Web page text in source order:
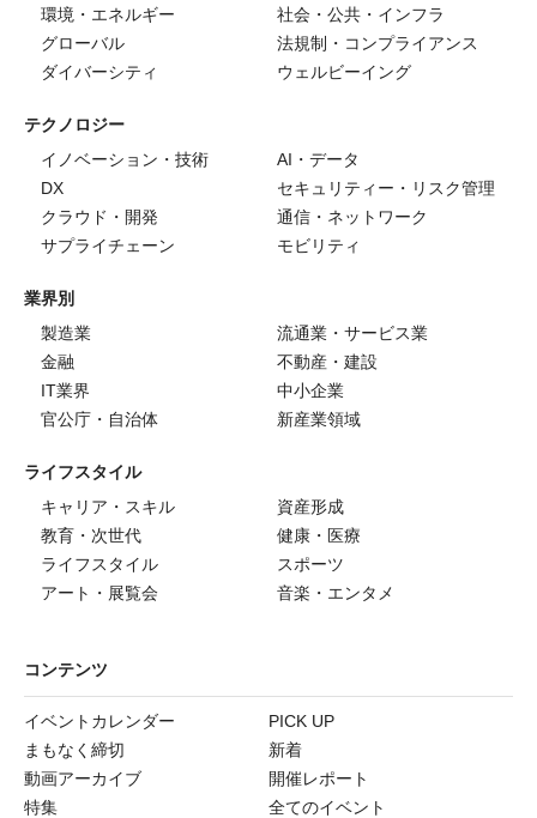
環境・エネルギー
社会・公共・インフラ
グローバル
法規制・コンプライアンス
ダイバーシティ
ウェルビーイング
テクノロジー
イノベーション・技術
AI・データ
DX
セキュリティー・リスク管理
クラウド・開発
通信・ネットワーク
サプライチェーン
モビリティ
業界別
製造業
流通業・サービス業
金融
不動産・建設
IT業界
中小企業
官公庁・自治体
新産業領域
ライフスタイル
キャリア・スキル
資産形成
教育・次世代
健康・医療
ライフスタイル
スポーツ
アート・展覧会
音楽・エンタメ
コンテンツ
イベントカレンダー
PICK UP
まもなく締切
新着
動画アーカイブ
開催レポート
特集
全てのイベント